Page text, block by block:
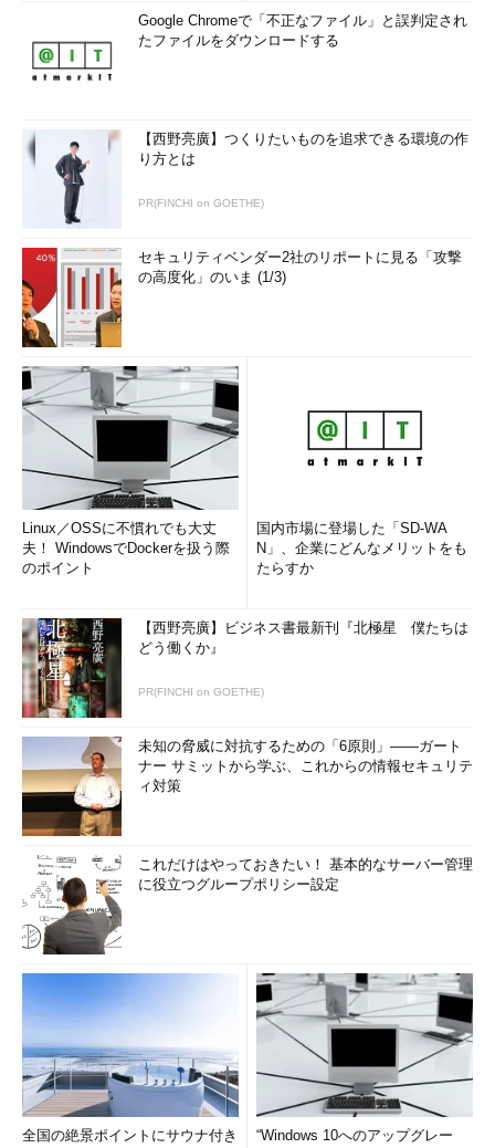
Google Chromeで「不正なファイル」と誤判定され
たファイルをダウンロードする
【西野亮廣】つくりたいものを追求できる環境の作
り方とは
PR(FINCHI on GOETHE)
セキュリティベンダー2社のリポートに見る「攻撃
の高度化」のいま (1/3)
Linux／OSSに不慣れでも大丈
夫！ WindowsでDockerを扱う際
のポイント
国内市場に登場した「SD-WA
N」、企業にどんなメリットをも
たらすか
【西野亮廣】ビジネス書最新刊『北極星 僕たちは
どう働くか』
PR(FINCHI on GOETHE)
未知の脅威に対抗するための「6原則」――ガート
ナー サミットから学ぶ、これからの情報セキュリテ
ィ対策
これだけはやっておきたい！ 基本的なサーバー管理
に役立つグループポリシー設定
全国の絶景ポイントにサウナ付き
“Windows 10へのアップグレー